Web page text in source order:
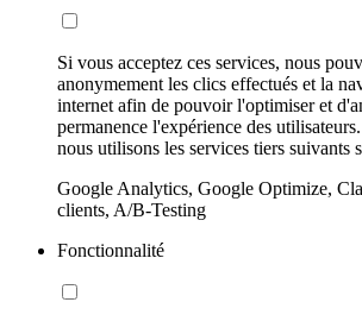
Si vous acceptez ces services, nous
anonymement les clics effectués et la
internet afin de pouvoir l'optimiser et
permanence l'expérience des
nous utilisons les services tiers suivants
Google Analytics, Google Optimize,
clients, A/B-Testing
Fonctionnalité